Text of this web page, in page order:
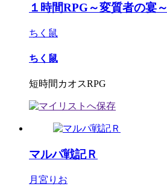
１時間RPG～変質者の宴～
ちく鼠
ちく鼠
短時間カオスRPG
マルパ戦記Ｒ
月宮りお